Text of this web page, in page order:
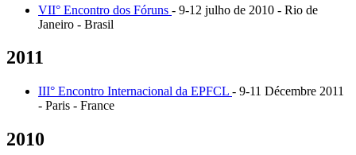
VII° Encontro dos Fóruns - 9-12 julho de 2010 - Rio de
Janeiro - Brasil
2011
III° Encontro Internacional da EPFCL - 9-11 Décembre 2011
- Paris - France
2010